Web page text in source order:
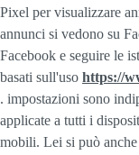
Pixel per visualizzare
annunci si vedono su
Facebook e seguire le
basati sull'uso https://
. impostazioni sono
applicate a tutti i
mobili. Lei si può